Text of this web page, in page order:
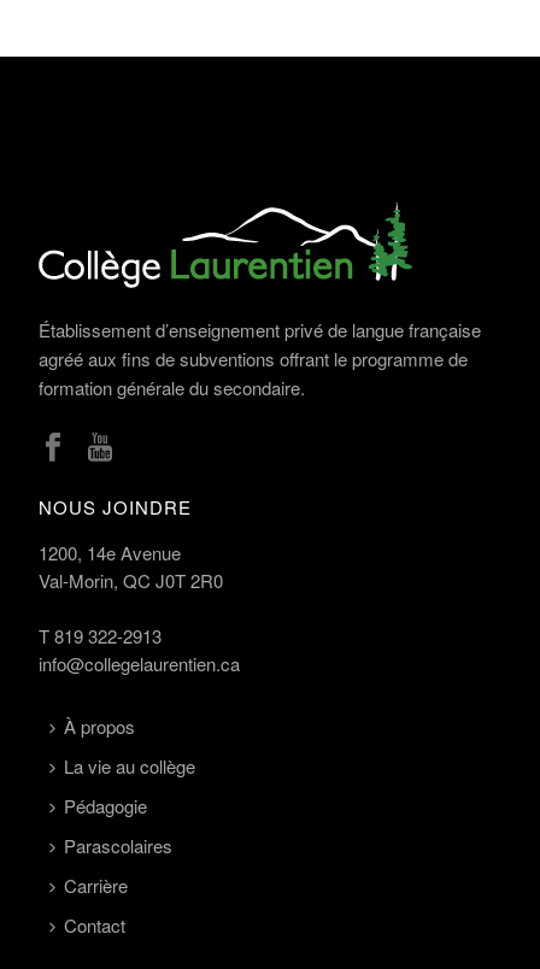
Établissement d’enseignement privé de langue française
agréé aux fins de subventions offrant le programme de
formation générale du secondaire.
NOUS JOINDRE
1200, 14e Avenue
Val-Morin, QC J0T 2R0
T819 322-2913
info@collegelaurentien.ca
À propos
La vie au collège
Pédagogie
Parascolaires
Carrière
Contact